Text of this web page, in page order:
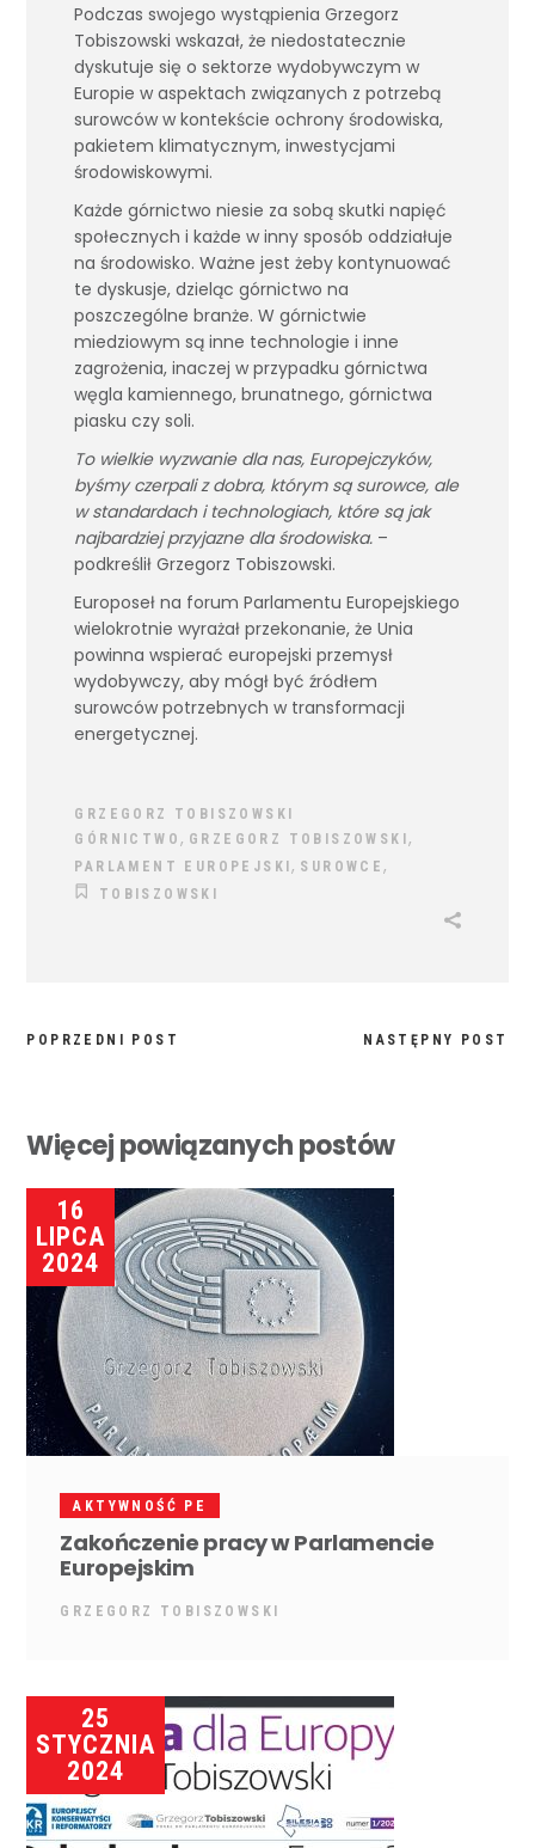
Podczas swojego wystąpienia Grzegorz
Tobiszowski wskazał, że niedostatecznie
dyskutuje się o sektorze wydobywczym w
Europie w aspektach związanych z potrzebą
surowców w kontekście ochrony środowiska,
pakietem klimatycznym, inwestycjami
środowiskowymi.
Każde górnictwo niesie za sobą skutki napięć
społecznych i każde w inny sposób oddziałuje
na środowisko. Ważne jest żeby kontynuować
te dyskusje, dzieląc górnictwo na
poszczególne branże. W górnictwie
miedziowym są inne technologie i inne
zagrożenia, inaczej w przypadku górnictwa
węgla kamiennego, brunatnego, górnictwa
piasku czy soli.
To wielkie wyzwanie dla nas, Europejczyków,
byśmy czerpali z dobra, którym są surowce, ale
w standardach i technologiach, które są jak
najbardziej przyjazne dla środowiska. –
podkreślił Grzegorz Tobiszowski.
Europoseł na forum Parlamentu Europejskiego
wielokrotnie wyrażał przekonanie, że Unia
powinna wspierać europejski przemysł
wydobywczy, aby mógł być źródłem
surowców potrzebnych w transformacji
energetycznej.
GRZEGORZ TOBISZOWSKI
GÓRNICTWO , GRZEGORZ TOBISZOWSKI,
PARLAMENT EUROPEJSKI, SUROWCE ,
TOBISZOWSKI
POPRZEDNI POST NASTĘPNY POST
Więcej powiązanych postów
16
LIPCA
2024
AKTYWNOŚĆ PE
Zakończenie pracy w Parlamencie
Europejskim
GRZEGORZ TOBISZOWSKI
25
STYCZNIA
2024